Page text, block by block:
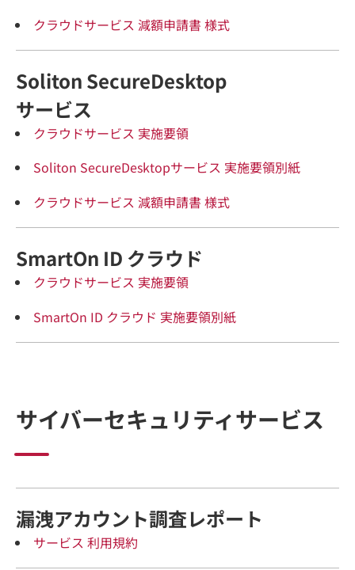
クラウドサービス 減額申請書 様式
Soliton SecureDesktop
サービス
クラウドサービス 実施要領
Soliton SecureDesktopサービス 実施要領別紙
クラウドサービス 減額申請書 様式
SmartOn ID クラウド
クラウドサービス 実施要領
SmartOn ID クラウド 実施要領別紙
サイバーセキュリティサービス
漏洩アカウント調査レポート
サービス 利用規約